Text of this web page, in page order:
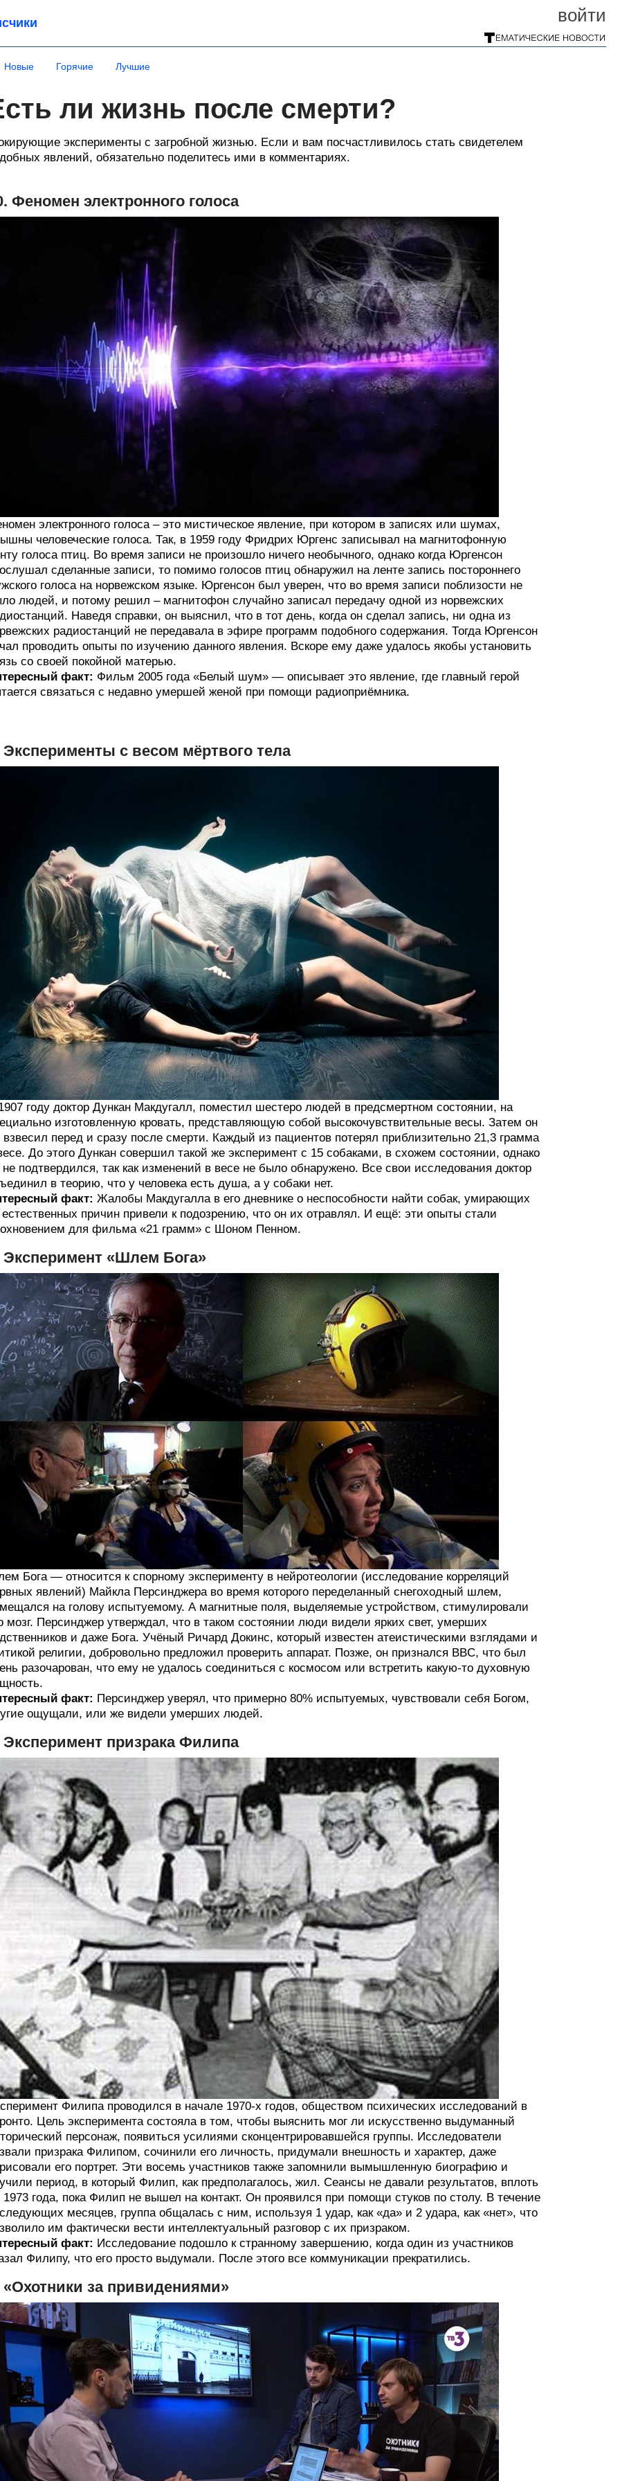
войти
Новые Горячие Лучшие
ли жизнь после смерти?
эксперименты с загробной жизнью. Если и вам посчастливилось стать свидетелем
явлений, обязательно поделитесь ими в комментариях.
Феномен электронного голоса
электронного голоса – это мистическое явление, при котором в записях или шумах,
человеческие голоса. Так, в 1959 году Фридрих Юргенс записывал на магнитофонную
голоса птиц. Во время записи не произошло ничего необычного, однако когда Юргенсон
сделанные записи, то помимо голосов птиц обнаружил на ленте запись постороннего
голоса на норвежском языке. Юргенсон был уверен, что во время записи поблизости не
людей, и потому решил – магнитофон случайно записал передачу одной из норвежских
Наведя справки, он выяснил, что в тот день, когда он сделал запись, ни одна из
радиостанций не передавала в эфире программ подобного содержания. Тогда Юргенсон
проводить опыты по изучению данного явления. Вскоре ему даже удалось якобы установить
со своей покойной матерью.
факт: Фильм 2005 года «Белый шум» — описывает это явление, где главный герой
связаться с недавно умершей женой при помощи радиоприёмника.
Эксперименты с весом мёртвого тела
году доктор Дункан Макдугалл, поместил шестеро людей в предсмертном состоянии, на
изготовленную кровать, представляющую собой высокочувствительные весы. Затем он
взвесил перед и сразу после смерти. Каждый из пациентов потерял приблизительно 21,3 грамма
До этого Дункан совершил такой же эксперимент с 15 собаками, в схожем состоянии, однако
не подтвердился, так как изменений в весе не было обнаружено. Все свои исследования доктор
в теорию, что у человека есть душа, а у собаки нет.
факт: Жалобы Макдугалла в его дневнике о неспособности найти собак, умирающих
естественных причин привели к подозрению, что он их отравлял. И ещё: эти опыты стали
для фильма «21 грамм» с Шоном Пенном.
Эксперимент «Шлем Бога»
Бога — относится к спорному эксперименту в нейротеологии (исследование корреляций
явлений) Майкла Персинджера во время которого переделанный снегоходный шлем,
на голову испытуемому. А магнитные поля, выделяемые устройством, стимулировали
мозг. Персинджер утверждал, что в таком состоянии люди видели ярких свет, умерших
и даже Бога. Учёный Ричард Докинс, который известен атеистическими взглядами и
религии, добровольно предложил проверить аппарат. Позже, он признался BBC, что был
разочарован, что ему не удалось соединиться с космосом или встретить какую-то духовную
факт: Персинджер уверял, что примерно 80% испытуемых, чувствовали себя Богом,
ощущали, или же видели умерших людей.
Эксперимент призрака Филипа
Филипа проводился в начале 1970-х годов, обществом психических исследований в
Цель эксперимента состояла в том, чтобы выяснить мог ли искусственно выдуманный
персонаж, появиться усилиями сконцентрировавшейся группы. Исследователи
призрака Филипом, сочинили его личность, придумали внешность и характер, даже
его портрет. Эти восемь участников также запомнили вымышленную биографию и
период, в который Филип, как предполагалось, жил. Сеансы не давали результатов, вплоть
1973 года, пока Филип не вышел на контакт. Он проявился при помощи стуков по столу. В течение
месяцев, группа общалась с ним, используя 1 удар, как «да» и 2 удара, как «нет», что
им фактически вести интеллектуальный разговор с их призраком.
факт: Исследование подошло к странному завершению, когда один из участников
Филипу, что его просто выдумали. После этого все коммуникации прекратились.
«Охотники за привидениями»